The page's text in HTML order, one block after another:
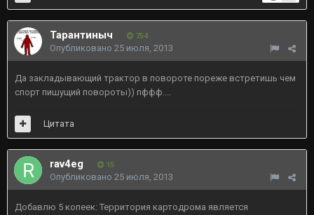
Тарантиныч 754
Опубликовано 25 июля, 2013
Да закладывающий трактор в повороте пореже встретишь чем
спорт пишущий повороты)) пффф....
Цитата
rav4eg 15
Опубликовано 25 июля, 2013
Добавлю 5 копеек: Территория картодрома является